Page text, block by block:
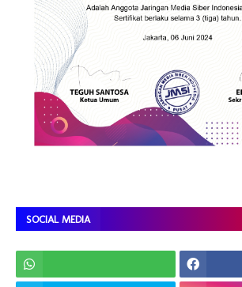
SOCIAL MEDIA